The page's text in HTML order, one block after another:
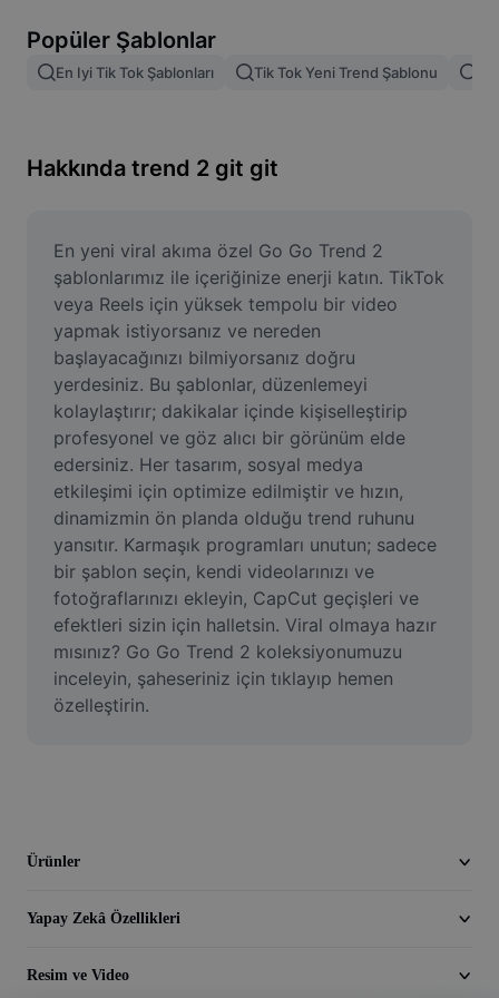
Resim birleştirme
Resmi Yeniden Boyutlandırma
Mizah Görseli Oluşturucu
AI Text Remover
AI People Remover
AI Inpainting
Face Cutout
Video
Video arka planını kaldırma
Kaliteyi artır
Video Düzenleyici
Videoyu Kesme
Popüler Şablonlar
En Iyi Tik Tok Şablonları Tik Tok Yeni Trend Şablonu
Hakkında trend 2 git git
En yeni viral akıma özel Go Go Trend 2
şablonlarımız ile içeriğinize enerji katın. TikTok
veya Reels için yüksek tempolu bir video
yapmak istiyorsanız ve nereden
başlayacağınızı bilmiyorsanız doğru
yerdesiniz. Bu şablonlar, düzenlemeyi
kolaylaştırır; dakikalar içinde kişiselleştirip
profesyonel ve göz alıcı bir görünüm elde
edersiniz. Her tasarım, sosyal medya
etkileşimi için optimize edilmiştir ve hızın,
dinamizmin ön planda olduğu trend ruhunu
yansıtır. Karmaşık programları unutun; sadece
bir şablon seçin, kendi videolarınızı ve
fotoğraflarınızı ekleyin, CapCut geçişleri ve
efektleri sizin için halletsin. Viral olmaya hazır
mısınız? Go Go Trend 2 koleksiyonumuzu
inceleyin, şaheseriniz için tıklayıp hemen
özelleştirin.
Ürünler
Yapay Zekâ Özellikleri
Resim ve Video